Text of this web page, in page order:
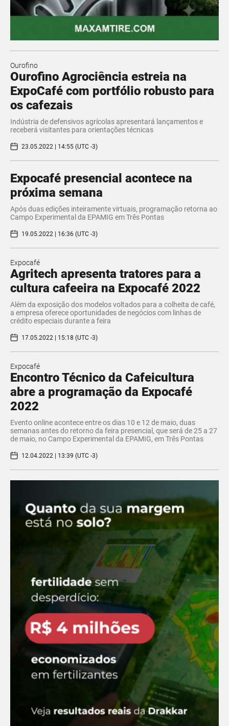
Ourofino
Ourofino Agrociência estreia na
ExpoCafé com portfólio robusto para
os cafezais
Indústria de defensivos agrícolas apresentará lançamentos e
receberá visitantes para orientações técnicas
23.05.2022 | 14:55 (UTC -3)
Expocafé presencial acontece na
próxima semana
Após duas edições inteiramente virtuais, programação retorna ao
Campo Experimental da EPAMIG em Três Pontas
19.05.2022 | 16:36 (UTC -3)
Expocafé
Agritech apresenta tratores para a
cultura cafeeira na Expocafé 2022
Além da exposição dos modelos voltados para a colheita de café,
a empresa oferece oportunidades de negócios com linhas de
crédito especiais durante a feira
17.05.2022 | 15:18 (UTC -3)
Expocafé
Encontro Técnico da Cafeicultura
abre a programação da Expocafé
2022
Evento online acontece entre os dias 10 e 12 de maio, duas
semanas antes do retorno da feira presencial, que será de 25 a 27
de maio, no Campo Experimental da EPAMIG, em Três Pontas
12.04.2022 | 13:39 (UTC -3)